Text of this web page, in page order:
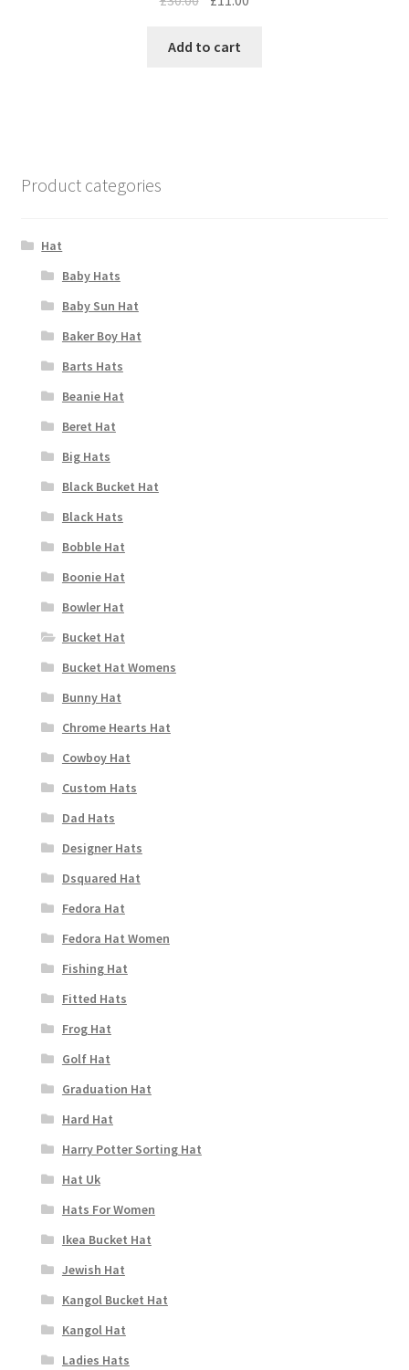
Add to cart
Product categories
Hat
Baby Hats
Baby Sun Hat
Baker Boy Hat
Barts Hats
Beanie Hat
Beret Hat
Big Hats
Black Bucket Hat
Black Hats
Bobble Hat
Boonie Hat
Bowler Hat
Bucket Hat
Bucket Hat Womens
Bunny Hat
Chrome Hearts Hat
Cowboy Hat
Custom Hats
Dad Hats
Designer Hats
Dsquared Hat
Fedora Hat
Fedora Hat Women
Fishing Hat
Fitted Hats
Frog Hat
Golf Hat
Graduation Hat
Hard Hat
Harry Potter Sorting Hat
Hat Uk
Hats For Women
Ikea Bucket Hat
Jewish Hat
Kangol Bucket Hat
Kangol Hat
Ladies Hats